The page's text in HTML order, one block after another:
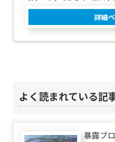
詳細
よく読まれている記
暴露ブ